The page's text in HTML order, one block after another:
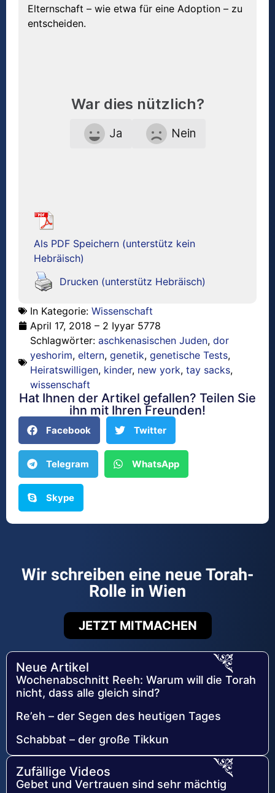
Elternschaft – wie etwa für eine Adoption – zu
entscheiden.
War dies nützlich?
Ja Nein
Als PDF Speichern (unterstütz kein
Hebräisch)
Drucken (unterstütz Hebräisch)
In Kategorie: Wissenschaft
April 17, 2018 – 2 Iyyar 5778
Schlagwörter: aschkenasischen Juden, dor
yeshorim, eltern, genetik, genetische Tests,
Heiratswilligen, kinder, new york, tay sacks,
wissenschaft
Hat Ihnen der Artikel gefallen? Teilen Sie
ihn mit Ihren Freunden!
Facebook Twitter
Telegram WhatsApp
Skype
Wir schreiben eine neue Torah-
Rolle in Wien
JETZT MITMACHEN
Neue Artikel
Wochenabschnitt Reeh: Warum will die Torah
nicht, dass alle gleich sind?
Re’eh – der Segen des heutigen Tages
Schabbat – der große Tikkun
Zufällige Videos
Gebet und Vertrauen sind sehr mächtig